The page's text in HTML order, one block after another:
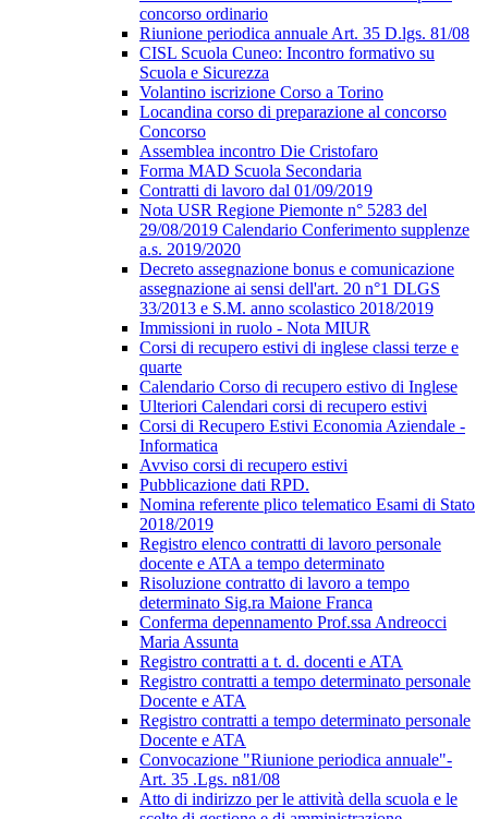
concorso ordinario
Riunione periodica annuale Art. 35 D.lgs. 81/08
CISL Scuola Cuneo: Incontro formativo su
Scuola e Sicurezza
Volantino iscrizione Corso a Torino
Locandina corso di preparazione al concorso
Concorso
Assemblea incontro Die Cristofaro
Forma MAD Scuola Secondaria
Contratti di lavoro dal 01/09/2019
Nota USR Regione Piemonte n° 5283 del
29/08/2019 Calendario Conferimento supplenze
a.s. 2019/2020
Decreto assegnazione bonus e comunicazione
assegnazione ai sensi dell'art. 20 n°1 DLGS
33/2013 e S.M. anno scolastico 2018/2019
Immissioni in ruolo - Nota MIUR
Corsi di recupero estivi di inglese classi terze e
quarte
Calendario Corso di recupero estivo di Inglese
Ulteriori Calendari corsi di recupero estivi
Corsi di Recupero Estivi Economia Aziendale -
Informatica
Avviso corsi di recupero estivi
Pubblicazione dati RPD.
Nomina referente plico telematico Esami di Stato
2018/2019
Registro elenco contratti di lavoro personale
docente e ATA a tempo determinato
Risoluzione contratto di lavoro a tempo
determinato Sig.ra Maione Franca
Conferma depennamento Prof.ssa Andreocci
Maria Assunta
Registro contratti a t. d. docenti e ATA
Registro contratti a tempo determinato personale
Docente e ATA
Registro contratti a tempo determinato personale
Docente e ATA
Convocazione "Riunione periodica annuale"-
Art. 35 .Lgs. n81/08
Atto di indirizzo per le attività della scuola e le